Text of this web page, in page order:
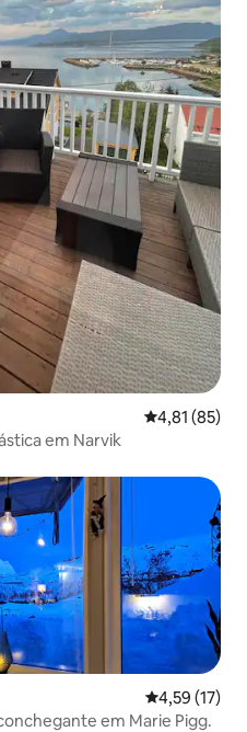
4,81 de uma
4,81 (85)
em Narvik
4,59 de uma
4,59 (17)
em Marie Pigg.